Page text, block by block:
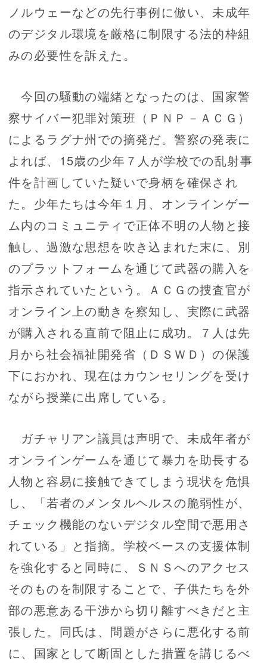
ノルウェーなどの先行事例に倣い、未成年
のデジタル環境を厳格に制限する法的枠組
みの必要性を訴えた。
今回の騒動の端緒となったのは、国家警
察サイバー犯罪対策班（ＰＮＰ－ＡＣＧ）
によるラグナ州での摘発だ。警察の発表に
よれば、15歳の少年７人が学校での乱射事
件を計画していた疑いで身柄を確保され
た。少年たちは今年１月、オンラインゲー
ム内のコミュニティで正体不明の人物と接
触し、過激な思想を吹き込まれた末に、別
のプラットフォームを通じて武器の購入を
指示されていたという。ＡＣＧの捜査官が
オンライン上の動きを察知し、実際に武器
が購入される直前で阻止に成功。７人は先
月から社会福祉開発省（ＤＳＷＤ）の保護
下におかれ、現在はカウンセリングを受け
ながら授業に出席している。
ガチャリアン議員は声明で、未成年者が
オンラインゲームを通じて暴力を助長する
人物と容易に接触できてしまう現状を危惧
し、「若者のメンタルヘルスの脆弱性が、
チェック機能のないデジタル空間で悪用さ
れている」と指摘。学校ベースの支援体制
を強化すると同時に、ＳＮＳへのアクセス
そのものを制限することで、子供たちを外
部の悪意ある干渉から切り離すべきだと主
張した。同氏は、問題がさらに悪化する前
に、国家として断固とした措置を講じるべ